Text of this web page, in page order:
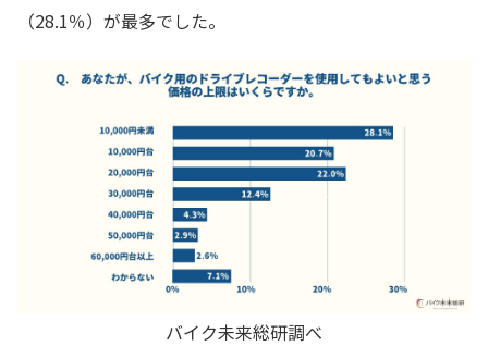
（28.1％）が最多でした。
バイク未来総研調べ